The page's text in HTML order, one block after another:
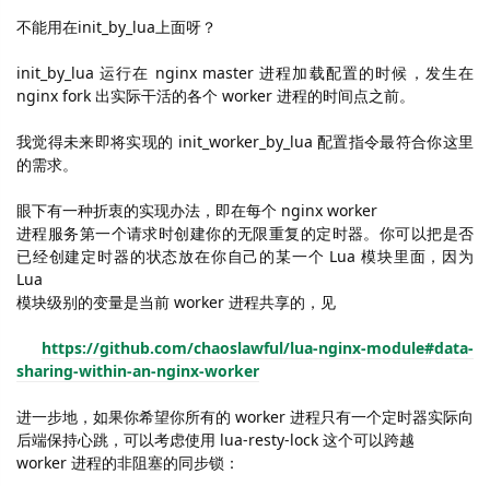
不能用在init_by_lua 上面呀？
init_by_lua运行在 nginx master进程加载配置的时候，发生在
nginx fork 出实际干活的各个 worker 进程的时间点之前。
我觉得未来即将实现的 init_worker_by_lua配置指令最符合你这里
的需求。
眼下有一种折衷的实现办法，即在每个 nginx worker
进程服务第一个请求时创建你的无限重复的定时器。你可以把是否
已经创建定时器的状态放在你自己的某一个 Lua模块里面，因为
Lua
模块级别的变量是当前 worker 进程共享的，见
https://github.com/chaoslawful/lua-nginx-module#data-
sharing-within-an-nginx-worker
进一步地，如果你希望你所有的 worker 进程只有一个定时器实际向
后端保持心跳，可以考虑使用 lua-resty-lock 这个可以跨越
worker 进程的非阻塞的同步锁：